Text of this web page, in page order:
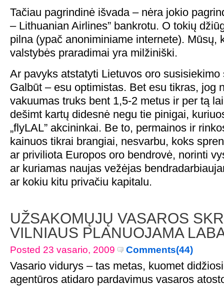
Tačiau pagrindinė išvada – nėra jokio
– Lithuanian Airlines” bankrotu. O tokių
pilna (ypač anoniminiame internete). Mūsų,
valstybės praradimai yra milžiniški.
Ar pavyks atstatyti Lietuvos oro susisiekimo
Galbūt – esu optimistas. Bet esu tikras, jog
vakuumas truks bent 1,5-2 metus ir per tą
dešimt kartų didesnė negu tie pinigai,
„flyLAL” akcininkai. Be to, permainos ir
kainuos tikrai brangiai, nesvarbu, koks
ar priviliota Europos oro bendrovė, norinti
ar kuriamas naujas vežėjas
ar kokiu kitu privačiu kapitalu.
UŽSAKOMŲJŲ VASAROS
VILNIAUS PLANUOJAMA
Posted 23 vasario, 2009 Comments(44)
Vasario vidurys – tas metas, kuomet
agentūros atidaro pardavimus vasaros